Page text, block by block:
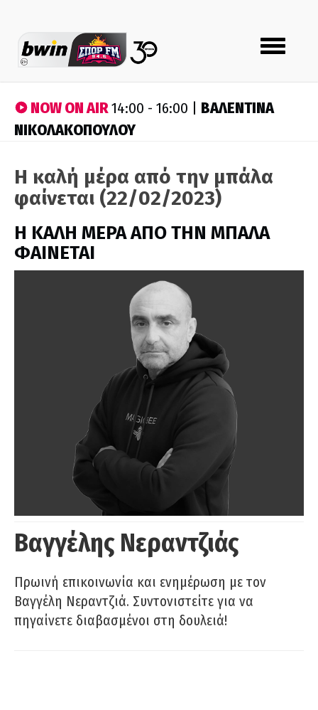
Toggle
navigation
NOW ON AIR14:00 - 16:00 | ΒΑΛΕΝΤΙΝΑ
ΝΙΚΟΛΑΚΟΠΟΥΛΟΥ
Η καλή μέρα από την μπάλα
φαίνεται (22/02/2023)
H ΚΑΛΗ ΜΕΡΑ ΑΠΟ ΤΗΝ ΜΠΑΛΑ
ΦΑΙΝΕΤΑΙ
Βαγγέλης Νεραντζιάς
Πρωινή επικοινωνία και ενημέρωση με τον
Βαγγέλη Νεραντζιά. Συντονιστείτε για να
πηγαίνετε διαβασμένοι στη δουλειά!